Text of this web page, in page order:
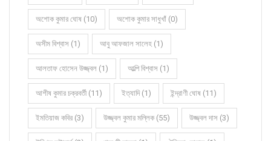
অশোক কুমার ঘোষ (10) অশোক কুমার সাধুখাঁ (0)
অসীম বিশ্বাস (1) আবু আফজাল সালেহ (1)
আলতাফ হোসেন উজ্জ্বল (1) আল্পি বিশ্বাস (1)
আশীষ কুমার চক্রবর্তী (11) ইত্যাদি (1) ইন্দ্রাণী ঘোষ (11)
ইমতিয়াজ কবির (3) উজ্জ্বল কুমার মল্লিক (55) উজ্জ্বল দাস (3)